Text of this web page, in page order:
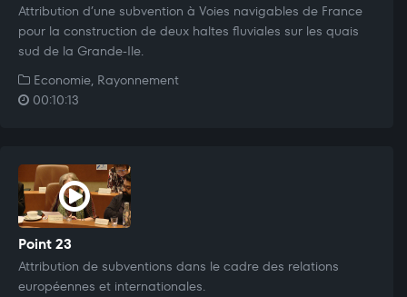
Attribution d’une subvention à Voies navigables de France
pour la construction de deux haltes fluviales sur les quais
sud de la Grande-Ile.
Economie, Rayonnement
00:10:13
Point 23
Attribution de subventions dans le cadre des relations
européennes et internationales.